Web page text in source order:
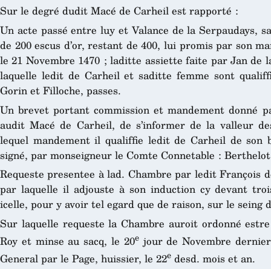
Sur le degré dudit Macé de Carheil est rapporté :
Un acte passé entre luy et Valance de la Serpaudays,
de 200 escus d’or, restant de 400, lui promis par son
le 21 Novembre 1470 ; laditte assiette faite par Jan de
laquelle ledit de Carheil et saditte femme sont
Gorin et Filloche, passes.
Un brevet portant commission et mandement donné
audit Macé de Carheil, de s’informer de la valleur
lequel mandement il qualiffie ledit de Carheil de son
signé, par monseigneur le Comte Connetable :
Requeste presentee à lad. Chambre par ledit François
par laquelle il adjouste à son induction cy devant
icelle, pour y avoir tel egard que de raison, sur le seing
Sur laquelle requeste la Chambre auroit ordonné
Roy et minse au sacq, le 20ejour de Novembre
General par le Page, huissier, le 22e desd. mois et an.